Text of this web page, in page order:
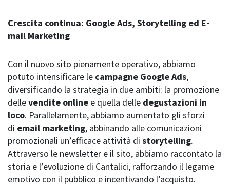
Crescita continua: Google Ads, Storytelling ed E-
mail Marketing
Con il nuovo sito pienamente operativo, abbiamo
potuto intensificare le campagne Google Ads,
diversificando la strategia in due ambiti: la promozione
dellevendite online e quella delle degustazioni in
loco. Parallelamente, abbiamo aumentato gli sforzi
di email marketing, abbinando alle comunicazioni
promozionali un’efficace attività di storytelling.
Attraverso le newsletter e il sito, abbiamo raccontato la
storia e l’evoluzione di Cantalici, rafforzando il legame
emotivo con il pubblico e incentivando l’acquisto.